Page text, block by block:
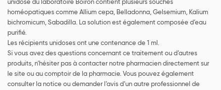
unidose du laboratoire Boiron contient plusieurs souches
homéopatiques comme Allium cepa, Belladonna, Gelsemium, Kalium
bichromicum, Sabadilla. La solution est également composée d’eau
purifié.
Les récipients unidoses ont une contenance de 1 ml.
Si vous avez des questions concernant ce traitement ou d’autres
produits, n’hésiter pas à contacter notre pharmacien directement sur
le site ou au comptoir de la pharmacie. Vous pouvez également
consulter la notice ou demander l’avis d’un autre professionnel de